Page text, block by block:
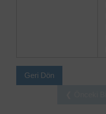
Geri Dön